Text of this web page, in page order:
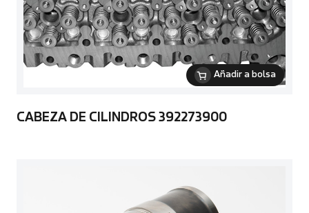
Añadir a bolsa
CABEZA DE CILINDROS 392273900